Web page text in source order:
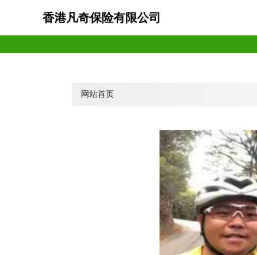
香港凡奇保险有限公司
网站首页